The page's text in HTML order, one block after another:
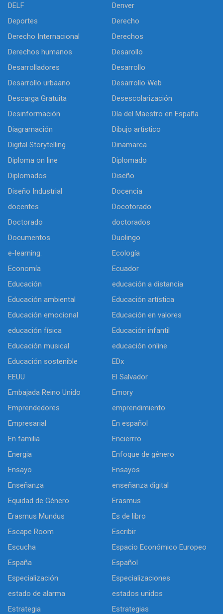
DELF
Denver
Deportes
Derecho
Derecho Internacional
Derechos
Derechos humanos
Desarollo
Desarrolladores
Desarrollo
Desarrollo urbaano
Desarrollo Web
Descarga Gratuita
Desescolarización
Desinformación
Día del Maestro en España
Diagramación
Dibujo artìstico
Digital Storytelling
Dinamarca
Diploma on line
Diplomado
Diplomados
Diseño
Diseño Industrial
Docencia
docentes
Docotorado
Doctorado
doctorados
Documentos
Duolingo
e-learning.
Ecología
Economía
Ecuador
Educación
educación a distancia
Educación ambiental
Educación artística
Educación emocional
Educación en valores
educación física
Educación infantil
Educación musical
educación online
Educación sostenible
EDx
EEUU
El Salvador
Embajada Reino Unido
Emory
Emprendedores
emprendimiento
Empresarial
En español
En familia
Encierrro
Energia
Enfoque de género
Ensayo
Ensayos
Enseñanza
enseñanza digital
Equidad de Género
Erasmus
Erasmus Mundus
Es de libro
Escape Room
Escribir
Escucha
Espacio Económico Europeo
España
Español
Especialización
Especializaciones
estado de alarma
estados unidos
Estrategia
Estrategias